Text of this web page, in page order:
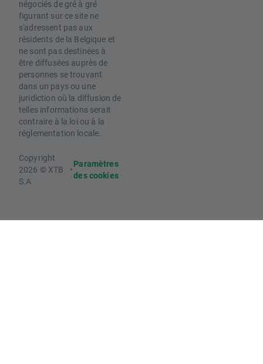
négociés de gré à gré
figurant sur ce site ne
s'adressent pas aux
résidents de la Belgique et
ne sont pas destinées à
être diffusées auprès de
personnes se trouvant
dans un pays ou une
juridiction où la diffusion de
telles informations serait
contraire à la loi ou à la
réglementation locale.
Copyright
2026 © XTB
S.A
•
Paramètres
des cookies